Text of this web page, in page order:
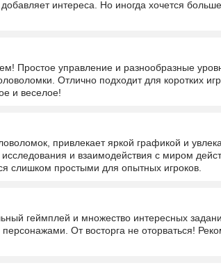
интереса. Но иногда хочется
Простое управление и разнообразные
Отлично подходит для коротких
и веселое!
привлекает яркой графикой и
и взаимодействия с миром
слишком простыми для опытных игроков.
геймплей и множество интересных
От восторга не оторваться!